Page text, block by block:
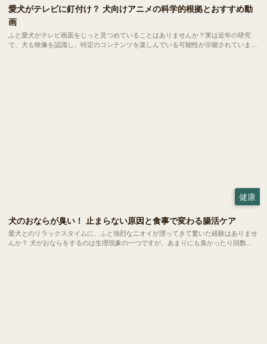
愛犬がテレビに釘付け？ 犬向けアニメの科学的根拠とおすすめ動
画
ふと愛犬がテレビ画面をじっと見つめていることはありませんか？実は近年の研究
で、犬も映像を認識し、特定のコンテンツを楽しんでいる可能性が示唆されていま
健康
犬のおならが臭い！ 止まらない原因と食事で変わる腸活ケア
愛犬とのリラックスタイムに、ふと強烈なニオイが漂ってきて驚いた経験はありませ
んか？ 犬がおならをするのは生理現象の一つですが、あまりにも臭かったり回数が